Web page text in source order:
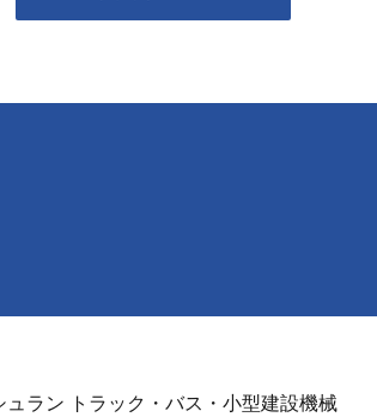
ュラン トラック・バス・小型建設機械